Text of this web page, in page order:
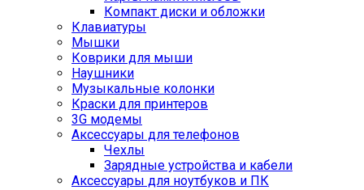
Компакт диски и обложки
Клавиатуры
Мышки
Коврики для мыши
Наушники
Музыкальные колонки
Краски для принтеров
3G модемы
Аксессуары для телефонов
Чехлы
Зарядные устройства и кабели
Аксессуары для ноутбуков и ПК